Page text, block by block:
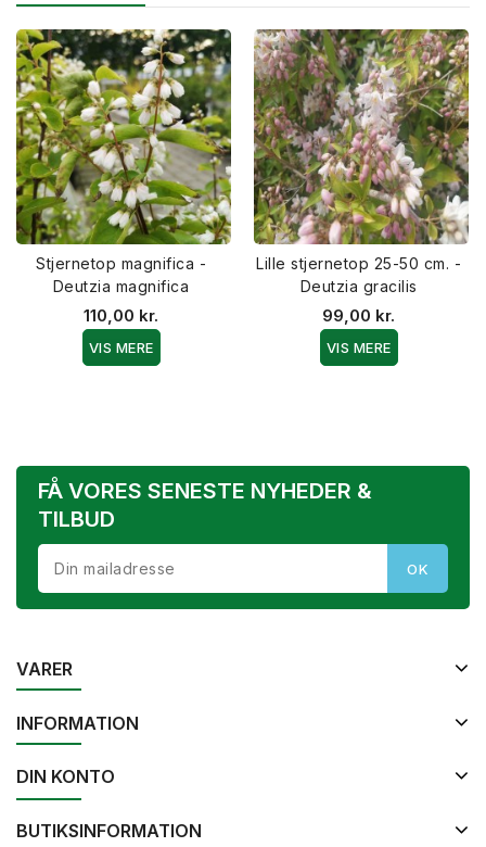
Stjernetop magnifica -
Deutzia magnifica
110,00 kr.
VIS MERE
Lille stjernetop 25-50 cm. -
Deutzia gracilis
99,00 kr.
VIS MERE
FÅ VORES SENESTE NYHEDER &
TILBUD
VARER
INFORMATION
DIN KONTO
BUTIKSINFORMATION